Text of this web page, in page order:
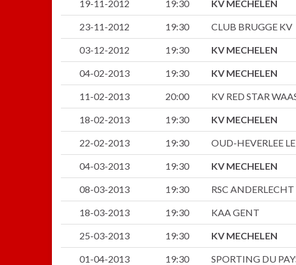
19-11-2012 19:30 KV MECHELEN
23-11-2012 19:30 CLUB BRUGGE KV
03-12-2012 19:30 KV MECHELEN
04-02-2013 19:30 KV MECHELEN
11-02-2013 20:00 KV RED STAR
18-02-2013 19:30 KV MECHELEN
22-02-2013 19:30 OUD-HEVERLEE
04-03-2013 19:30 KV MECHELEN
08-03-2013 19:30 RSC ANDERLECHT
18-03-2013 19:30 KAA GENT
25-03-2013 19:30 KV MECHELEN
01-04-2013 19:30 SPORTING DU